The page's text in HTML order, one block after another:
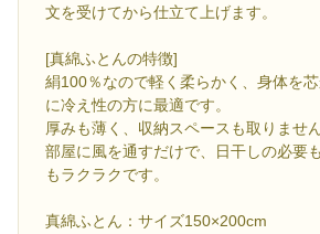
文を受けてから仕立て上げます。
[真綿ふとんの特徴]
絹100％なので軽く柔らかく、身体を
に冷え性の方に最適です。
厚みも薄く、収納スペースも取りません
部屋に風を通すだけで、日干しの必要
もラクラクです。
真綿ふとん：サイズ150×200cm